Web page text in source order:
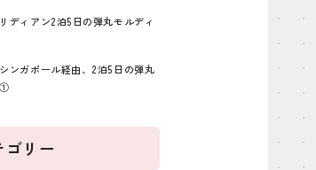
ディアン2泊5日の弾丸モルディ
ンガポール経由、2泊5日の弾丸
①
ゴリー